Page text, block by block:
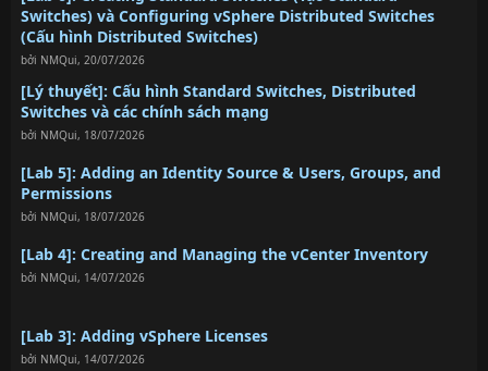
Switches) và Configuring vSphere Distributed Switches
(Cấu hình Distributed Switches)
bởi NMQui, 20/07/2026
[Lý thuyết]: Cấu hình Standard Switches, Distributed
Switches và các chính sách mạng
bởi NMQui, 18/07/2026
[Lab 5]: Adding an Identity Source & Users, Groups, and
Permissions
bởi NMQui, 18/07/2026
[Lab 4]: Creating and Managing the vCenter Inventory
bởi NMQui, 14/07/2026
[Lab 3]: Adding vSphere Licenses
bởi NMQui, 14/07/2026